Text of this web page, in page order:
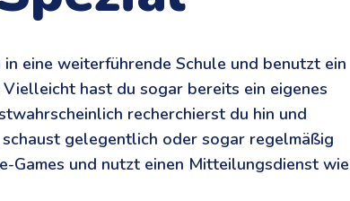
eine weiterführende Schule und benutzt ein
hast du sogar bereits ein eigenes
recherchierst du hin und
gelegentlich oder sogar regelmäßig
Games und nutzt einen Mitteilungsdienst wie